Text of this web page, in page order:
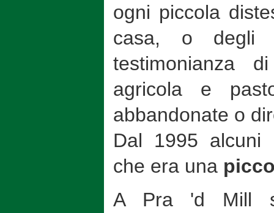
ogni piccola
casa, o degli
testimonianza
agricola e
abbandonate o
Dal 1995 alcuni
che era una
A Pra 'd Mill